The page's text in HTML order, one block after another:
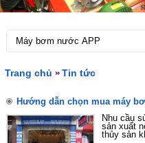
Trang chủ Tin tức
Hướng dẫn chọn mua máy
Nhu cầu
sản xuất
thủy sản